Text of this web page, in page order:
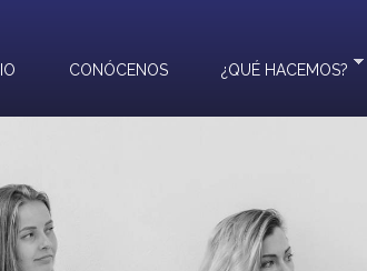
CONÓCENOS ¿QUÉ HACEMOS?